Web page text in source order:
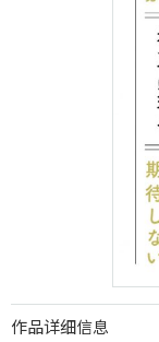
作品详细信息